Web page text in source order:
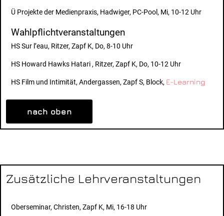
Ü Projekte der Medienpraxis, Hadwiger, PC-Pool, Mi, 10-12 Uhr
Wahlpflichtveranstaltungen
HS Sur l’eau, Ritzer, Zapf K, Do, 8-10 Uhr
HS Howard Hawks Hatari , Ritzer, Zapf K, Do, 10-12 Uhr
HS Film und Intimität, Andergassen, Zapf S, Block, E-Learning
nach oben
Zusätzliche Lehrveranstaltungen
Oberseminar, Christen, Zapf K, Mi, 16-18 Uhr